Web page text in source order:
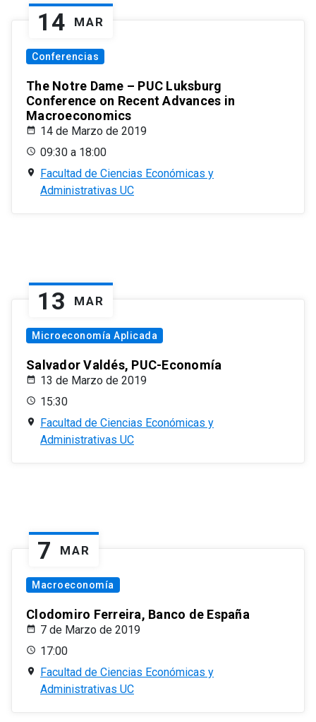
14 MAR
Conferencias
The Notre Dame – PUC Luksburg
Conference on Recent Advances in
Macroeconomics
14 de Marzo de 2019
09:30 a 18:00
Facultad de Ciencias Económicas y
Administrativas UC
13 MAR
Microeconomía Aplicada
Salvador Valdés, PUC-Economía
13 de Marzo de 2019
15:30
Facultad de Ciencias Económicas y
Administrativas UC
7 MAR
Macroeconomía
Clodomiro Ferreira, Banco de España
7 de Marzo de 2019
17:00
Facultad de Ciencias Económicas y
Administrativas UC